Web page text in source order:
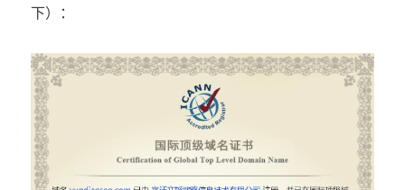
下）：